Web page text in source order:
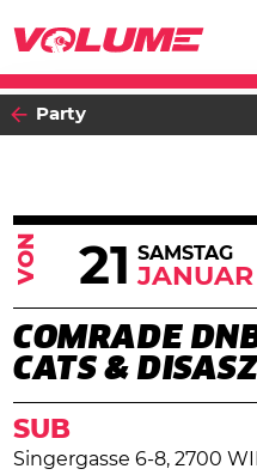
Party
VON 21 SAMSTAG
JANUAR
COMRADE
CATS &
SUB
Singergasse 6-8, 2700